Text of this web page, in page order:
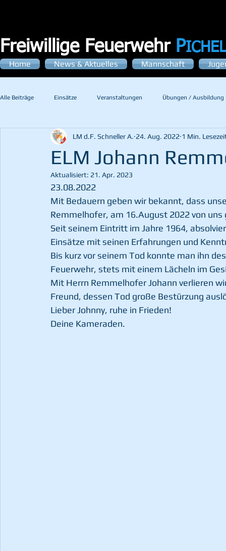
Freiwillige Feuerwehr P
Home News & Aktuelles Mannschaft
Alle Beiträge Einsätze Veranstaltungen Übungen / Ausbildung
ELM Johann
LM d.F. Schneller A. 24. Aug. 2022 1 Min.
Aktualisiert: 21. Apr. 2023
23.08.2022
Mit Bedauern geben wir bekannt, dass
Remmelhofer, am 16.August 2022 von
Seit seinem Eintritt im Jahre 1964,
Einsätze mit seinen Erfahrungen und
Bis kurz vor seinem Tod konnte man ihn
Feuerwehr, stets mit einem Lächeln im
Mit Herrn Remmelhofer Johann verlieren
Freund, dessen Tod große Bestürzung
Lieber Johnny, ruhe in Frieden!
Deine Kameraden.